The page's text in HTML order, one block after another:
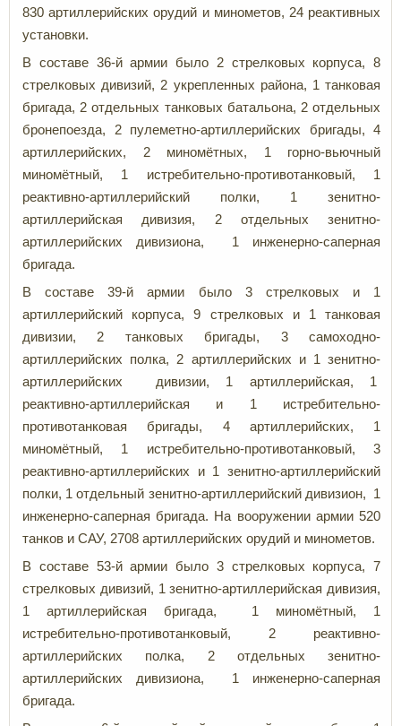
830 артиллерийских орудий и минометов, 24 реактивных
установки.
В составе 36-й армии было 2 стрелковых корпуса, 8
стрелковых дивизий, 2 укрепленных района, 1 танковая
бригада, 2 отдельных танковых батальона, 2 отдельных
бронепоезда, 2 пулеметно-артиллерийских бригады, 4
артиллерийских, 2 миномётных, 1 горно-вьючный
миномётный, 1 истребительно-противотанковый, 1
реактивно-артиллерийский полки, 1 зенитно-
артиллерийская дивизия, 2 отдельных зенитно-
артиллерийских дивизиона, 1 инженерно-саперная
бригада.
В составе 39-й армии было 3 стрелковых и 1
артиллерийский корпуса, 9 стрелковых и 1 танковая
дивизии, 2 танковых бригады, 3 самоходно-
артиллерийских полка, 2 артиллерийских и 1 зенитно-
артиллерийских дивизии, 1 артиллерийская, 1
реактивно-артиллерийская и 1 истребительно-
противотанковая бригады, 4 артиллерийских, 1
миномётный, 1 истребительно-противотанковый, 3
реактивно-артиллерийских и 1 зенитно-артиллерийский
полки, 1 отдельный зенитно-артиллерийский дивизион, 1
инженерно-саперная бригада. На вооружении армии 520
танков и САУ, 2708 артиллерийских орудий и минометов.
В составе 53-й армии было 3 стрелковых корпуса, 7
стрелковых дивизий, 1 зенитно-артиллерийская дивизия,
1 артиллерийская бригада, 1 миномётный, 1
истребительно-противотанковый, 2 реактивно-
артиллерийских полка, 2 отдельных зенитно-
артиллерийских дивизиона, 1 инженерно-саперная
бригада.